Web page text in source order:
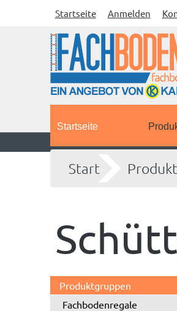
Startseite Anmelden
Startseite
Start
Produktgruppen
Fachbodenregale